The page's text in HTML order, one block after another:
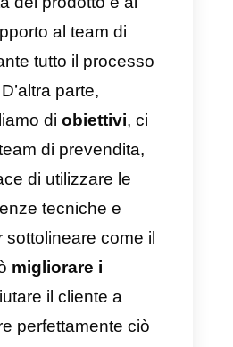
il responsabile della
di contenuti
e di qualità per tutti i
e non.
la proposta
attività estremamente
per la prevendita è
scrivere proposte